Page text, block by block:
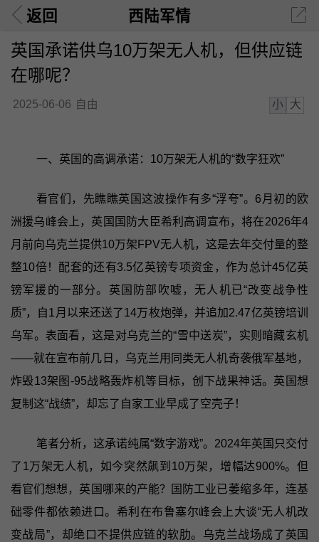
返回 西陆军情
英国承诺供乌10万架无人机，但供应链
在哪呢？
2025-06-06 自由 小 大
一、英国的高调承诺：10万架无人机的“数字狂欢”
看官们，先瞧瞧英国这波操作有多“浮夸”。6月初的欧
洲援乌峰会上，英国国防大臣希利高调宣布，将在2026年4
月前向乌克兰提供10万架FPV无人机，这是去年交付量的整
整10倍！配套的还有3.5亿英镑专项资金，作为总计45亿英
镑军援的一部分。英国防部吹嘘，无人机已“改变战争性
质”，自1月以来还送了14万枚炮弹，并追加2.47亿英镑培训
乌军。表面看，这是对乌克兰的“雪中送炭”，实则暗藏玄机
——就在宣布前几日，乌克兰用同类无人机奇袭俄军基地，
炸毁13架图-95战略轰炸机等目标，创下战果神话。英国想
复制这“战绩”，却忘了自家工业早成了空壳子！
笔者分析，这承诺纯属“数字游戏”。2024年英国只交付
了1万架无人机，如今突然飙到10万架，增幅达900%。但
看官们想想，英国哪来的产能？国防工业已萎缩多年，连基
础零件都依赖进口。希利在布鲁塞尔峰会上大谈“无人机改
变战局”，却绝口不提供应链的软肋。乌克兰战场成了英国